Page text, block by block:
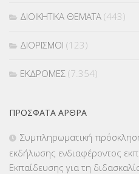
ΔΙΟΙΚΗΤΙΚΑ ΘΕΜΑΤΑ (443)
ΔΙΟΡΙΣΜΟΙ (123)
ΕΚΔΡΟΜΕΣ (7.354)
ΕΠΙΜΟΡΦΩΣΗ Τ.Π.Ε.(10)
ΠΡΌΣΦΑΤΑ ΆΡΘΡΑ
Συμπληρωματική
εκδήλωσης ενδιαφέροντος
Εκπαίδευσης για τη